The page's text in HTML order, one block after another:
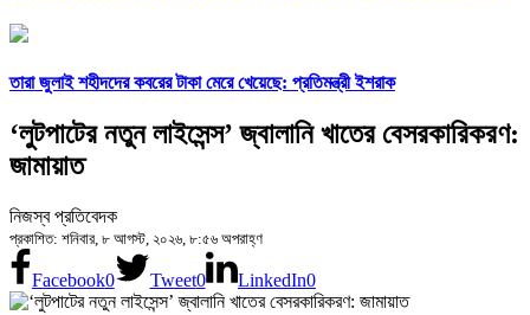
তারা জুলাই শহীদদের কবরের টাকা মেরে খেয়েছে: প্রতিমন্ত্রী ইশরাক
‘লুটপাটের নতুন লাইসেন্স’ জ্বালানি খাতের বেসরকারিকরণ:
জামায়াত
নিজস্ব প্রতিবেদক
প্রকাশিত: শনিবার, ৮ আগস্ট, ২০২৬, ৮:৫৬ অপরাহ্ণ
Facebook0 Tweet0 LinkedIn0